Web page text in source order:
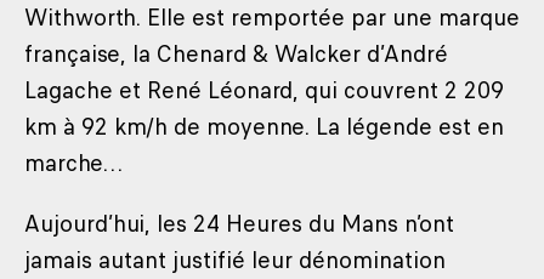
Withworth. Elle est remportée par une marque
française, la Chenard & Walcker d’André
Lagache et René Léonard, qui couvrent 2 209
km à 92 km/h de moyenne. La légende est en
marche…
Aujourd’hui, les 24 Heures du Mans n’ont
jamais autant justifié leur dénomination